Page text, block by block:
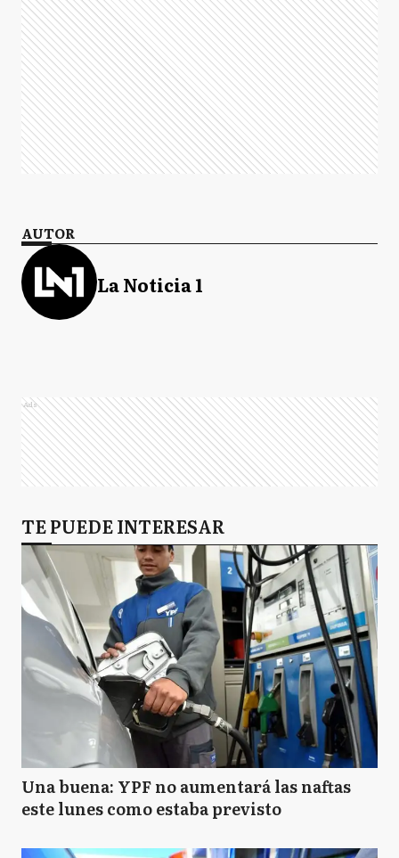
AUTOR
La Noticia 1
Ads
TE PUEDE INTERESAR
Una buena: YPF no aumentará las naftas
este lunes como estaba previsto